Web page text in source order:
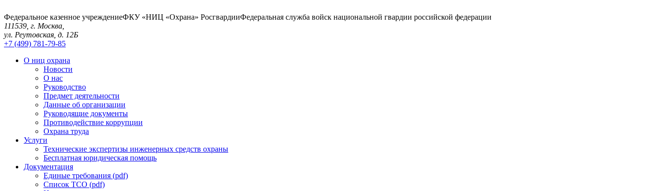
Федеральное казенное учреждениеФКУ «НИЦ «Охрана» РосгвардииФедеральная служба войск национальной гвардии российской федерации
111539, г. Москва,
ул. Реутовская, д. 12Б
+7 (499) 781-79-85
О ниц охрана
Новости
О нас
Руководство
Предмет деятельности
Данные об организации
Руководящие документы
Противодействие коррупции
Охрана труда
Услуги
Технические экспертизы инженерных средств охраны
Бесплатная юридическая помощь
Документация
Единые требования (pdf)
Список ТСО (pdf)